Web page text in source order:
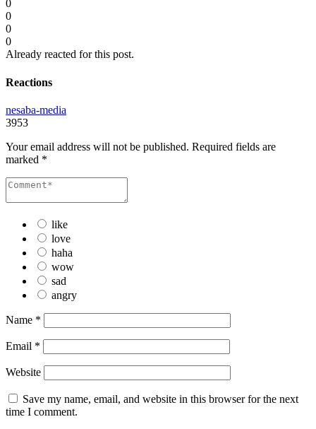
0
0
0
0
Already reacted for this post.
Reactions
nesaba-media
3953
Your email address will not be published. Required fields are
marked *
like
love
haha
wow
sad
angry
Name *
Email *
Website
Save my name, email, and website in this browser for the next
time I comment.